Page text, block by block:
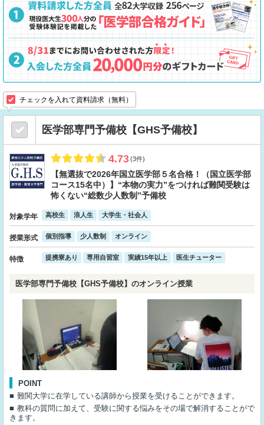
チェックを入れて資料請求（無料）
医学部専門予備校【GHS予備校】
4.73(3件)
【無選抜で2026年国立医学部５名合格！（国立医学部
コース15名中）】“本物の実力”をつければ難関受験は
怖くない“総数少人数制”予備校
対象学年 高校生 浪人生 大学生・社会人
授業形式 個別指導 少人数制 オンライン
特徴 提携寮あり 専用自習室 実績15年以上 医生チューター
医学部専門予備校【GHS予備校】のオンライン授業
POINT
難関大学に在学している講師から授業を受けることができます。
教科の質問に加えて、受験に関する悩みをその場で解消することがで
きます。